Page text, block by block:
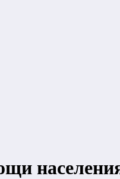
населения